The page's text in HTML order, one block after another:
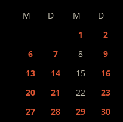
M D M D
1
2
6
7 8 9
13
14 15 16
20
21 22 23
27
28 29 30